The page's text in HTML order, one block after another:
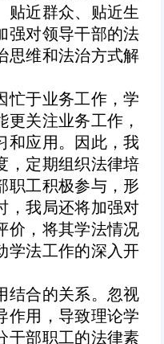
贴近群众、贴近生
强对领导干部的法
思维和法治方式解
于业务工作，学
关注业务工作，
和应用。因此，我
，定期组织法律培
职工积极参与，形
，我局还将加强对
价，将其学法情况
学法工作的深入开
合的关系。 忽视
作用，导致理论学
干部职工的法律素